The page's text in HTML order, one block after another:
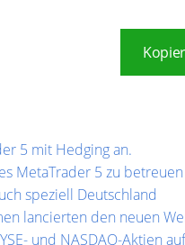
5 mit Hedging an.
MetaTrader 5 zu betreuen
speziell Deutschland
lancierten den neuen
und NASDAQ-Aktien